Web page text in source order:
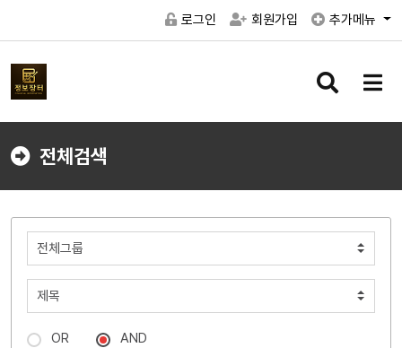
로그인 회원가입 추가메뉴
검
버
메
버
전체검색
OR AND